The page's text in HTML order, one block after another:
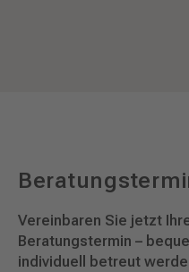
Vereinbaren Sie jetzt
Beratungstermin –
individuell betreut